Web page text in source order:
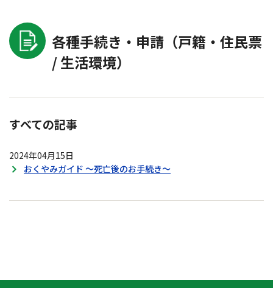
各種手続き・申請（戸籍・住民票
/ 生活環境）
すべての記事
2024年04月15日
おくやみガイド ～死亡後のお手続き～